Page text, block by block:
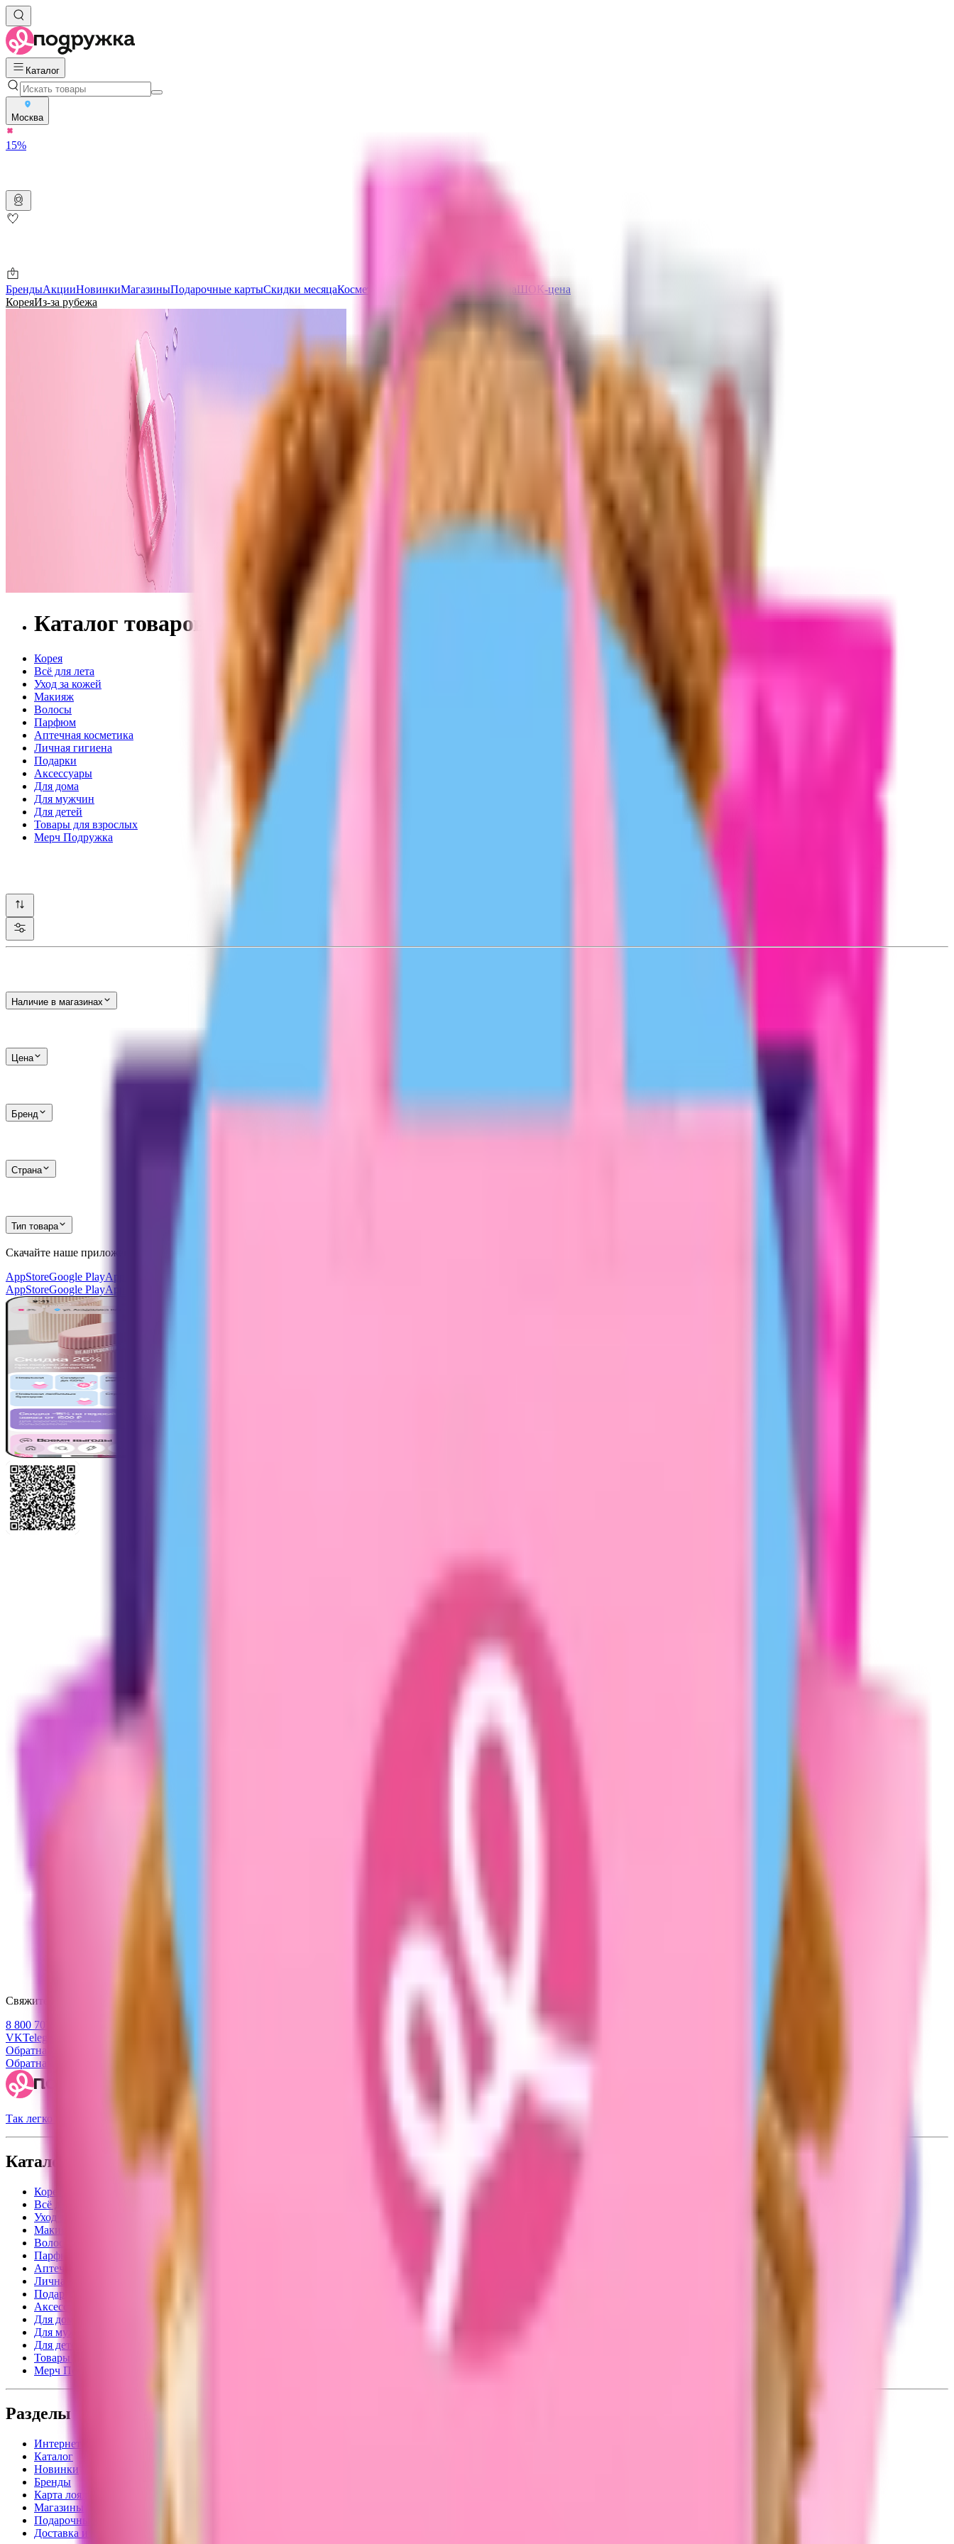
Каталог
Москва
15%
БрендыАкцииНовинкиМагазиныПодарочные картыСкидки месяцаКосметика с ПДРН Защита от солнцаШОК-цена
КореяИз-за рубежа
Каталог товаров ELSE NOTHING
Корея
Всё для лета
Уход за кожей
Макияж
Волосы
Парфюм
Аптечная косметика
Личная гигиена
Подарки
Аксессуары
Для дома
Для мужчин
Для детей
Товары для взрослых
Мерч Подружка
Наличие в магазинах
Цена
Бренд
Страна
Тип товара
Скачайте наше приложение
AppStoreGoogle PlayAppGallery
AppStoreGoogle PlayAppGallery
Свяжитесь с нами
8 800 707 47 47
VKTelegram
Обратная связь
Обратная связь
Так легко быть красивой
Каталог
Корея
Всё для лета
Уход за кожей
Макияж
Волосы
Парфюм
Аптечная косметика
Личная гигиена
Подарки
Аксессуары
Для дома
Для мужчин
Для детей
Товары для взрослых
Мерч Подружка
Разделы
Интернет-магазин
Каталог
Новинки
Бренды
Карта лояльности
Магазины
Подарочные карты
Доставка и оплата